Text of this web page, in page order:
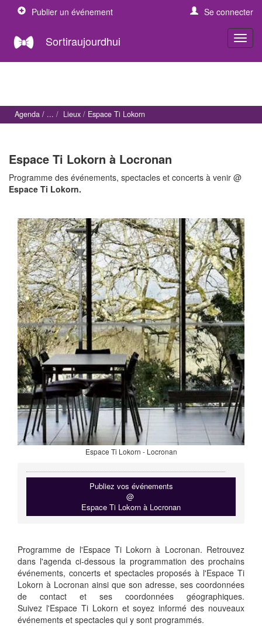
Publier un événement Se connecter
Sortiraujourdhui
Agenda Lieux Espace Ti Lokorn
Espace Ti Lokorn à Locronan
Programme des événements, spectacles et concerts à venir @
Espace Ti Lokorn.
Espace Ti Lokorn - Locronan
Publiez vos événements
@
Espace Ti Lokorn à Locronan
Programme de l'Espace Ti Lokorn à Locronan. Retrouvez
dans l'agenda ci-dessous la programmation des prochains
événements, concerts et spectacles proposés à l'Espace Ti
Lokorn à Locronan ainsi que son adresse, ses coordonnées
de contact et ses coordonnées géographiques.
Suivez l'Espace Ti Lokorn et soyez informé des nouveaux
événements et spectacles qui y sont programmés.